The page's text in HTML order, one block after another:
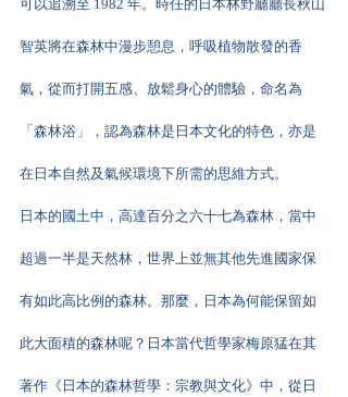
可以追溯至 1982 年。時任的日本林野廳廳長秋山
智英將在森林中漫步憩息，呼吸植物散發的香
氣，從而打開五感、放鬆身心的體驗，命名為
「森林浴」，認為森林是日本文化的特色，亦是
在日本自然及氣候環境下所需的思維方式。
日本的國土中，高達百分之六十七為森林，當中
超過一半是天然林，世界上並無其他先進國家保
有如此高比例的森林。那麼，日本為何能保留如
此大面積的森林呢？日本當代哲學家梅原猛在其
著作《日本的森林哲學：宗教與文化》中，從日